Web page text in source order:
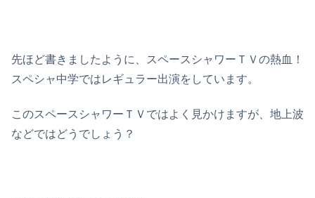
先ほど書きましたように、スペースシャワーＴＶの熱血！
スペシャ中学ではレギュラー出演をしています。
このスペースシャワーＴＶではよく見かけますが、地上波
などではどうでしょう？